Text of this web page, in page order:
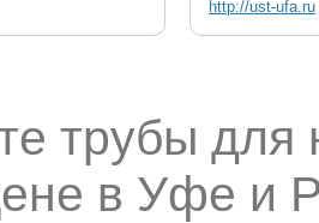
http://ust-ufa.ru
трубы
в Уфе и